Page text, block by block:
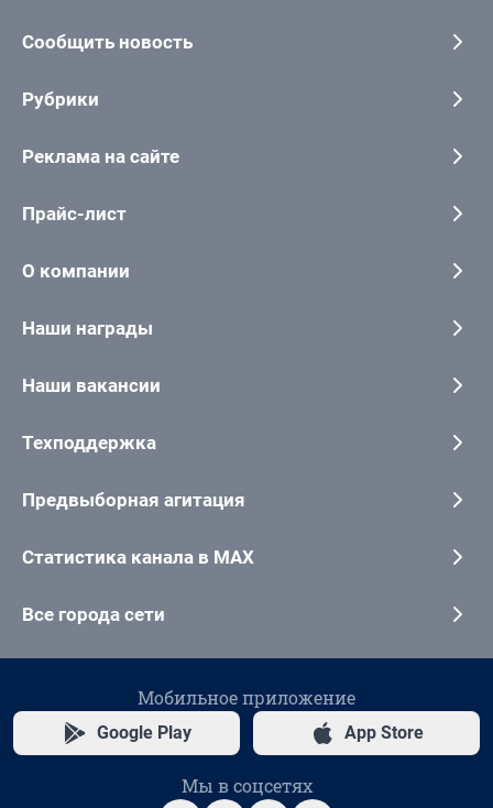
Сообщить новость
Рубрики
Реклама на сайте
Прайс-лист
О компании
Наши награды
Наши вакансии
Техподдержка
Предвыборная агитация
Статистика канала в MAX
Все города сети
Мобильное приложение
Google Play App Store
Мы в соцсетях